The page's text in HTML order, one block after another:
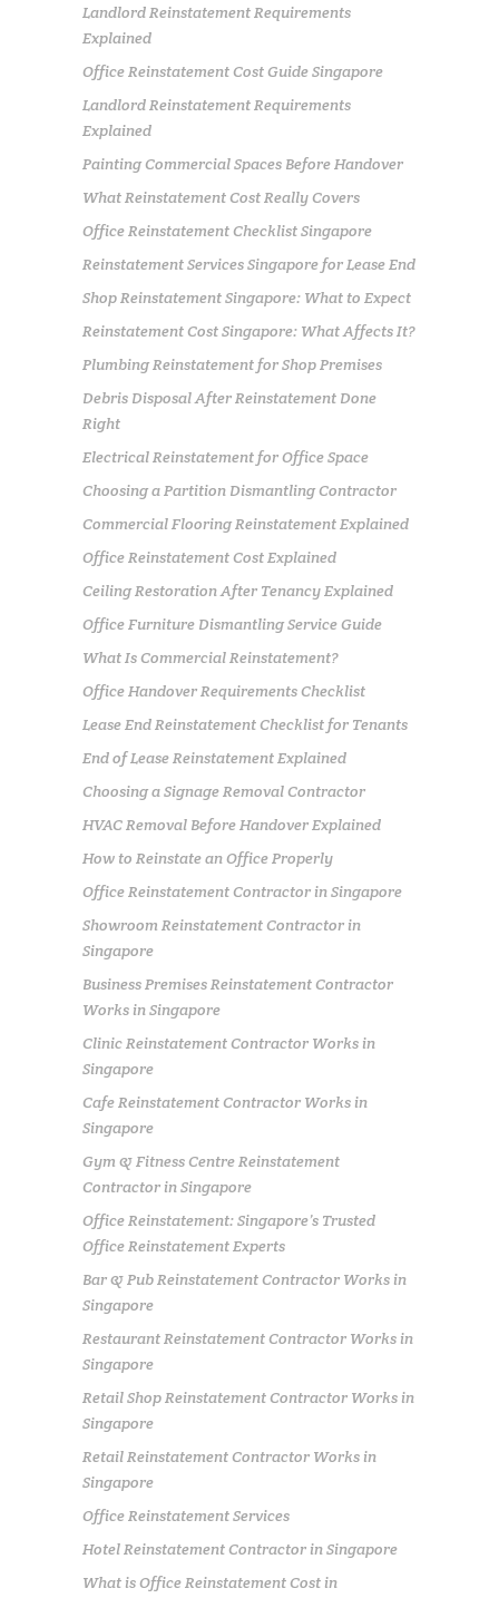
Landlord Reinstatement Requirements
Explained
Office Reinstatement Cost Guide Singapore
Landlord Reinstatement Requirements
Explained
Painting Commercial Spaces Before Handover
What Reinstatement Cost Really Covers
Office Reinstatement Checklist Singapore
Reinstatement Services Singapore for Lease End
Shop Reinstatement Singapore: What to Expect
Reinstatement Cost Singapore: What Affects It?
Plumbing Reinstatement for Shop Premises
Debris Disposal After Reinstatement Done
Right
Electrical Reinstatement for Office Space
Choosing a Partition Dismantling Contractor
Commercial Flooring Reinstatement Explained
Office Reinstatement Cost Explained
Ceiling Restoration After Tenancy Explained
Office Furniture Dismantling Service Guide
What Is Commercial Reinstatement?
Office Handover Requirements Checklist
Lease End Reinstatement Checklist for Tenants
End of Lease Reinstatement Explained
Choosing a Signage Removal Contractor
HVAC Removal Before Handover Explained
How to Reinstate an Office Properly
Office Reinstatement Contractor in Singapore
Showroom Reinstatement Contractor in
Singapore
Business Premises Reinstatement Contractor
Works in Singapore
Clinic Reinstatement Contractor Works in
Singapore
Cafe Reinstatement Contractor Works in
Singapore
Gym & Fitness Centre Reinstatement
Contractor in Singapore
Office Reinstatement: Singapore’s Trusted
Office Reinstatement Experts
Bar & Pub Reinstatement Contractor Works in
Singapore
Restaurant Reinstatement Contractor Works in
Singapore
Retail Shop Reinstatement Contractor Works in
Singapore
Retail Reinstatement Contractor Works in
Singapore
Office Reinstatement Services
Hotel Reinstatement Contractor in Singapore
What is Office Reinstatement Cost in